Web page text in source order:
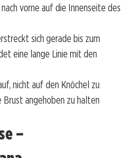
vorne auf die Innenseite des
sich gerade bis zum
eine lange Linie mit den
nicht auf den Knöchel zu
Brust angehoben zu halten
–